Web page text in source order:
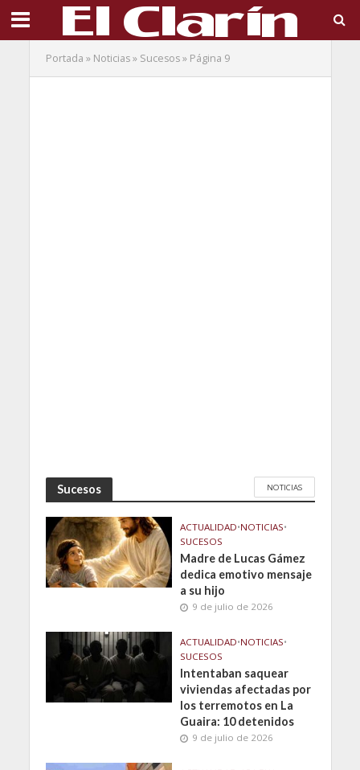
Portada » Noticias» Sucesos» Página 9
Sucesos NOTICIAS
ACTUALIDAD•NOTICIAS•
SUCESOS
Madre de Lucas Gámez
dedica emotivo mensaje
a su hijo
9 de julio de 2026
ACTUALIDAD•NOTICIAS•
SUCESOS
Intentaban saquear
viviendas afectadas por
los terremotos en La
Guaira: 10 detenidos
9 de julio de 2026